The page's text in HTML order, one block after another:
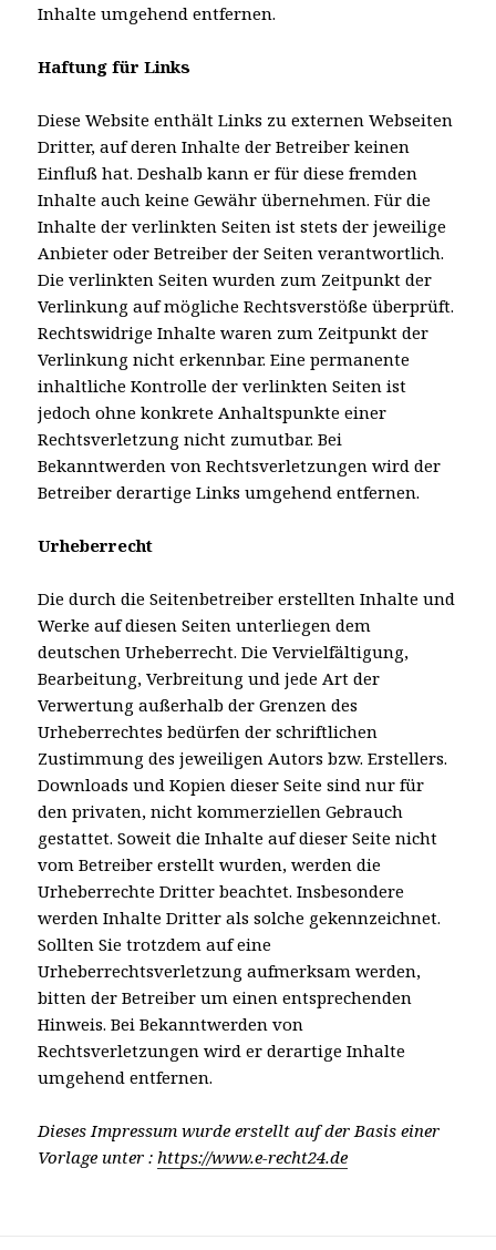
Inhalte umgehend entfernen.
Haftung für Links
Diese Website enthält Links zu externen Webseiten
Dritter, auf deren Inhalte der Betreiber keinen
Einfluß hat. Deshalb kann er für diese fremden
Inhalte auch keine Gewähr übernehmen. Für die
Inhalte der verlinkten Seiten ist stets der jeweilige
Anbieter oder Betreiber der Seiten verantwortlich.
Die verlinkten Seiten wurden zum Zeitpunkt der
Verlinkung auf mögliche Rechtsverstöße überprüft.
Rechtswidrige Inhalte waren zum Zeitpunkt der
Verlinkung nicht erkennbar. Eine permanente
inhaltliche Kontrolle der verlinkten Seiten ist
jedoch ohne konkrete Anhaltspunkte einer
Rechtsverletzung nicht zumutbar. Bei
Bekanntwerden von Rechtsverletzungen wird der
Betreiber derartige Links umgehend entfernen.
Urheberrecht
Die durch die Seitenbetreiber erstellten Inhalte und
Werke auf diesen Seiten unterliegen dem
deutschen Urheberrecht. Die Vervielfältigung,
Bearbeitung, Verbreitung und jede Art der
Verwertung außerhalb der Grenzen des
Urheberrechtes bedürfen der schriftlichen
Zustimmung des jeweiligen Autors bzw. Erstellers.
Downloads und Kopien dieser Seite sind nur für
den privaten, nicht kommerziellen Gebrauch
gestattet. Soweit die Inhalte auf dieser Seite nicht
vom Betreiber erstellt wurden, werden die
Urheberrechte Dritter beachtet. Insbesondere
werden Inhalte Dritter als solche gekennzeichnet.
Sollten Sie trotzdem auf eine
Urheberrechtsverletzung aufmerksam werden,
bitten der Betreiber um einen entsprechenden
Hinweis. Bei Bekanntwerden von
Rechtsverletzungen wird er derartige Inhalte
umgehend entfernen.
Dieses Impressum wurde erstellt auf der Basis einer
Vorlage unter :https://www.e-recht24.de